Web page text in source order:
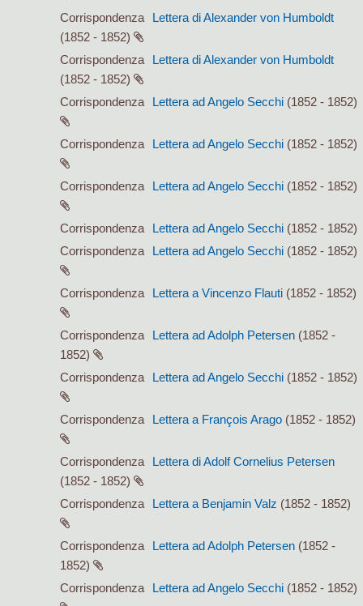
Corrispondenza
Lettera di Alexander von Humboldt
(1852 - 1852)
Corrispondenza
Lettera di Alexander von Humboldt
(1852 - 1852)
Corrispondenza
Lettera ad Angelo Secchi (1852 - 1852)
Corrispondenza Lettera ad Angelo Secchi (1852 - 1852)
Corrispondenza Lettera ad Angelo Secchi (1852 - 1852)
Corrispondenza Lettera ad Angelo Secchi (1852 - 1852)
Corrispondenza
Lettera ad Angelo Secchi (1852 - 1852)
Corrispondenza Lettera a Vincenzo Flauti (1852 - 1852)
Corrispondenza Lettera ad Adolph Petersen (1852 -
1852)
Corrispondenza
Lettera ad Angelo Secchi (1852 - 1852)
Corrispondenza Lettera a François Arago (1852 - 1852)
Corrispondenza
Lettera di Adolf Cornelius Petersen
(1852 - 1852)
Corrispondenza
Lettera a Benjamin Valz (1852 - 1852)
Corrispondenza Lettera ad Adolph Petersen (1852 -
1852)
Corrispondenza
Lettera ad Angelo Secchi (1852 - 1852)